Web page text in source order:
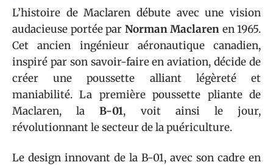
L’histoire de Maclaren débute avec une vision
audacieuse portée par Norman Maclaren en 1965.
Cet ancien ingénieur aéronautique canadien,
inspiré par son savoir-faire en aviation, décide de
créer une poussette alliant légèreté et
maniabilité. La première poussette pliante de
Maclaren, laB-01, voit ainsi le jour,
révolutionnant le secteur de la puériculture.
Le design innovant de la B-01, avec son cadre en